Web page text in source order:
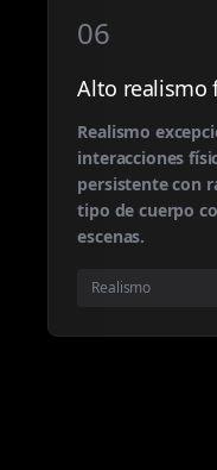
06
Alto realismo
Realismo
interacciones
persistente con
tipo de cuerpo
escenas.
Realismo